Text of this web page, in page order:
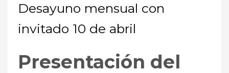
Desayuno mensual con
invitado 10 de abril
Presentación del